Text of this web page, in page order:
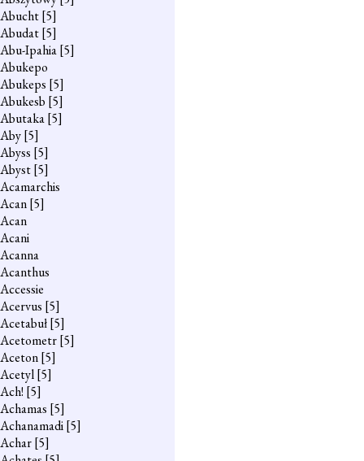
Abucht[5]
Abudat[5]
Abu-Ipahia[5]
Abukepo
Abukeps [5]
Abukesb [5]
Abutaka[5]
Aby[5]
Abyss [5]
Abyst[5]
Acamarchis
Acan[5]
Acan
Acani
Acanna
Acanthus
Accessie
Acervus [5]
Acetabuł[5]
Acetometr[5]
Aceton[5]
Acetyl[5]
Ach! [5]
Achamas [5]
Achanamadi[5]
Achar[5]